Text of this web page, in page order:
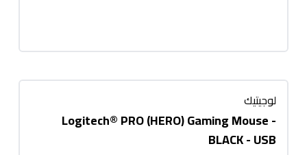
لوجيتيك
Logitech® PRO (HERO) Gaming Mouse -
BLACK - USB